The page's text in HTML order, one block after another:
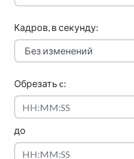
Кадров, в секунду:
Обрезать c:
до